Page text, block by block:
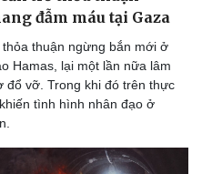
đẫm máu tại Gaza
thuận ngừng bắn mới ở
Hamas, lại một lần nữa lâm
đổ vỡ. Trong khi đó trên thực
tình hình nhân đạo ở